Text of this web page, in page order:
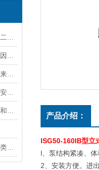
产品介绍：
ISG50-160IB型立
l、泵结构紧凑、
2、安装方便。 进